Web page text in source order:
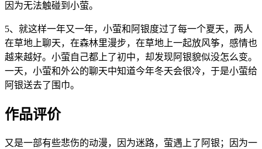
因为无法触碰到小萤。
5、就这样一年又一年，小萤和阿银度过了每一个夏天，两人
在草地上聊天，在森林里漫步，在草地上一起放风筝，感情也
越来越好。小萤自己都上了初中，却发现阿银貌似没怎么变。
一天，小萤和外公的聊天中知道今年冬天会很冷，于是小萤给
阿银送去了围巾。
作品评价
又是一部有些悲伤的动漫，因为迷路，萤遇上了阿银；因为一